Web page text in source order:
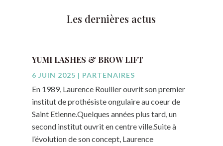
Les dernières actus
YUMI LASHES & BROW LIFT
6 JUIN 2025 | PARTENAIRES
En 1989, Laurence Roullier ouvrit son premier
institut de prothésiste ongulaire au coeur de
Saint Etienne.Quelques années plus tard, un
second institut ouvrit en centre ville.Suite à
l’évolution de son concept, Laurence